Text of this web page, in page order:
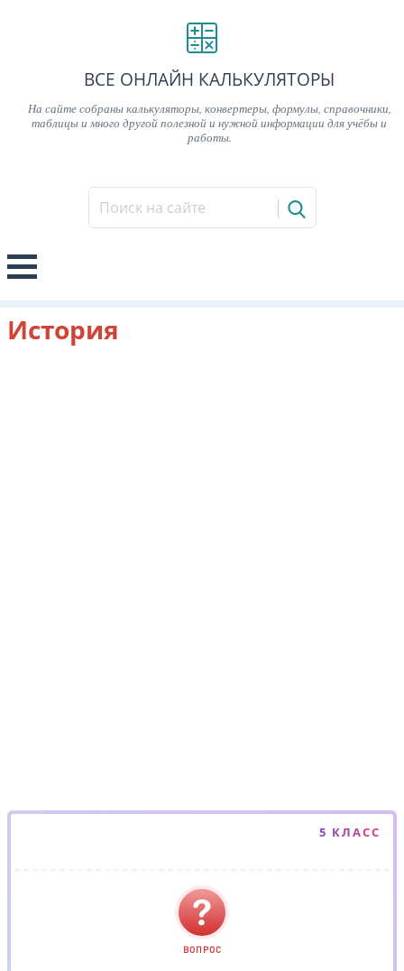
ВСЕ ОНЛАЙН КАЛЬКУЛЯТОРЫ
На сайте собраны калькуляторы, конвертеры, формулы, справочники,
таблицы и много другой полезной и нужной информации для учёбы и
работы.
История
5 КЛАСС
ВОПРОС